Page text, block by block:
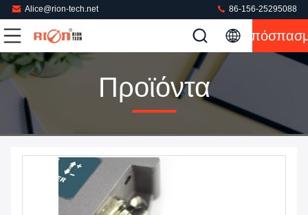
Alice@rion-tech.net 86-156-25295088
Προϊόντα